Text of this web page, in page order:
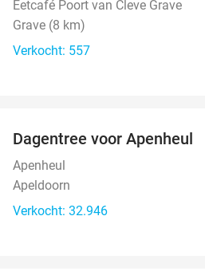
Eetcafé Poort van Cleve Grave
Grave (8 km)
Verkocht: 557
Dagentree voor Apenheul
Apenheul
Apeldoorn
Verkocht: 32.946